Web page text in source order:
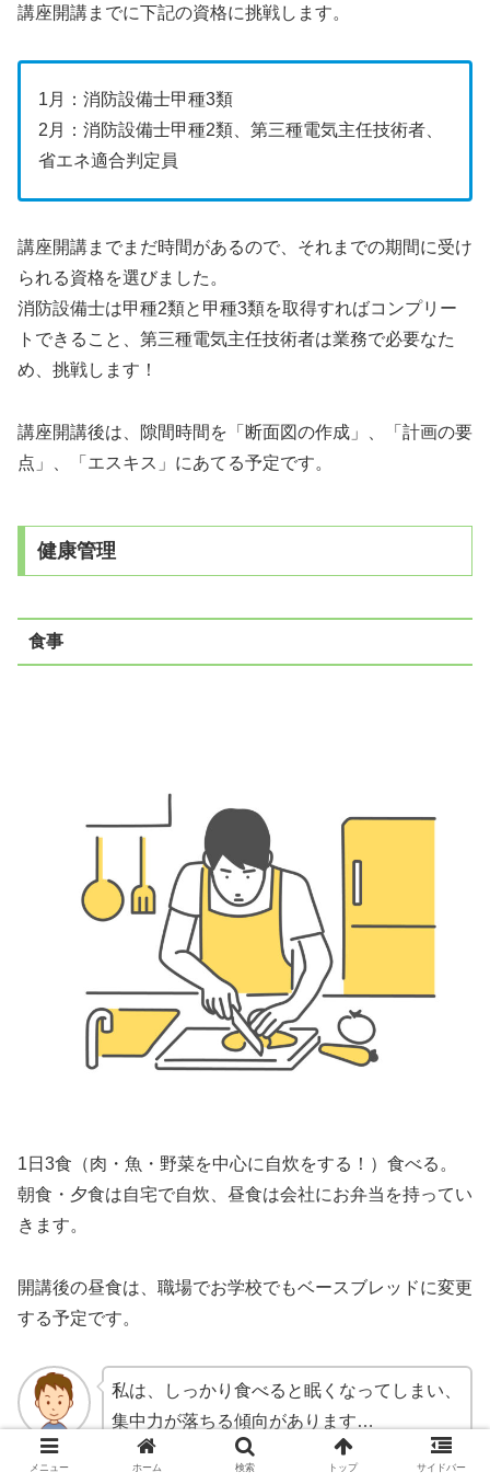
講座開講までに下記の資格に挑戦します。
1月：消防設備士甲種3類
2月：消防設備士甲種2類、第三種電気主任技術者、
省エネ適合判定員
講座開講までまだ時間があるので、それまでの期間に受け
られる資格を選びました。
消防設備士は甲種2類と甲種3類を取得すればコンプリー
トできること、第三種電気主任技術者は業務で必要なた
め、挑戦します！
講座開講後は、隙間時間を「断面図の作成」、「計画の要
点」、「エスキス」にあてる予定です。
健康管理
食事
1日3食（肉・魚・野菜を中心に自炊をする！）食べる。
朝食・夕食は自宅で自炊、昼食は会社にお弁当を持ってい
きます。
開講後の昼食は、職場でお学校でもベースブレッドに変更
する予定です。
私は、しっかり食べると眠くなってしまい、
集中力が落ちる傾向があります…
メニュー ホーム 検索 トップ サイドバー